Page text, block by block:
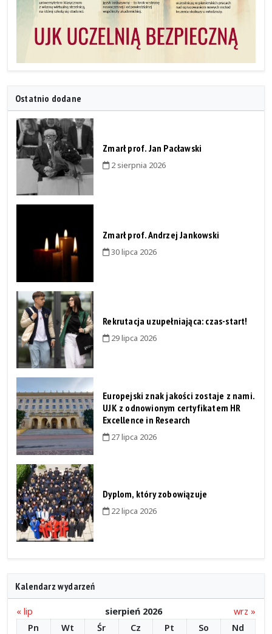
Ostatnio dodane
Zmarł prof. Jan Pacławski
2 sierpnia 2026
Zmarł prof. Andrzej Jankowski
30 lipca 2026
Rekrutacja uzupełniająca: czas-start!
29 lipca 2026
Europejski znak jakości zostaje z nami.
UJK z odnowionym certyfikatem HR
Excellence in Research
27 lipca 2026
Dyplom, który zobowiązuje
22 lipca 2026
Kalendarz wydarzeń
« lip sierpień 2026
wrz »
Pn
Wt Śr Cz Pt So Nd